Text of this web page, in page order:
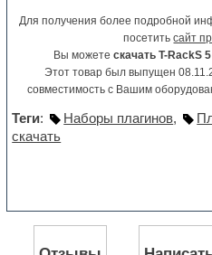
Для получения более подробной
посетитьсайт
Вы можетескачать T-RackS
Этот товар был выпущен
совместимость с Вашим
Теги: Наборы плагинов,
скачать